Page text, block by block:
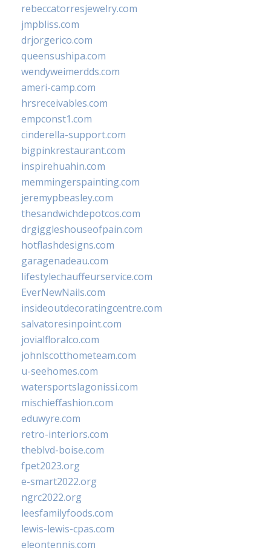
rebeccatorresjewelry.com
jmpbliss.com
drjorgerico.com
queensushipa.com
wendyweimerdds.com
ameri-camp.com
hrsreceivables.com
empconst1.com
cinderella-support.com
bigpinkrestaurant.com
inspirehuahin.com
memmingerspainting.com
jeremypbeasley.com
thesandwichdepotcos.com
drgiggleshouseofpain.com
hotflashdesigns.com
garagenadeau.com
lifestylechauffeurservice.com
EverNewNails.com
insideoutdecoratingcentre.com
salvatoresinpoint.com
jovialfloralco.com
johnlscotthometeam.com
u-seehomes.com
watersportslagonissi.com
mischieffashion.com
eduwyre.com
retro-interiors.com
theblvd-boise.com
fpet2023.org
e-smart2022.org
ngrc2022.org
leesfamilyfoods.com
lewis-lewis-cpas.com
eleontennis.com